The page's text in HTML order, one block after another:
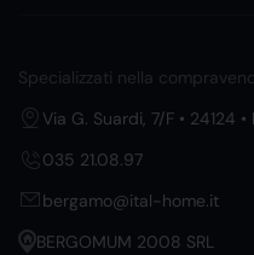
Specializzati nella
Via G. Suardi, 7/F • 24124
035 21.08.97
bergamo@ital-home.it
BERGOMUM 2008 SRL